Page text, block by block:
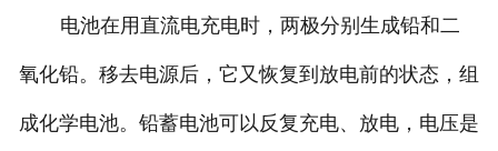
电池在用直流电充电时，两极分别生成铅和二
氧化铅。移去电源后，它又恢复到放电前的状态，组
成化学电池。铅蓄电池可以反复充电、放电，电压是